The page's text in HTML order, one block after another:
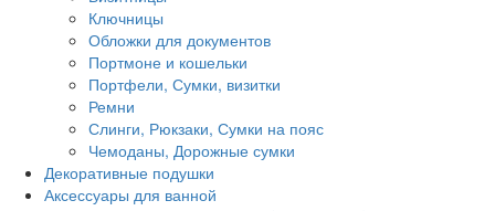
Ключницы
Обложки для документов
Портмоне и кошельки
Портфели, Сумки, визитки
Ремни
Слинги, Рюкзаки, Сумки на пояс
Чемоданы, Дорожные сумки
Декоративные подушки
Аксессуары для ванной